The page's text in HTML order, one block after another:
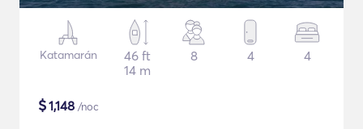
Katamarán
46 ft
14 m
8 4 4
$1,148 /noc